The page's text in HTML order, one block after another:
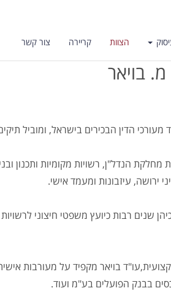
הצוות קריירה צור קשר
בויאר
מעורכי הדין הבכירים בישראל, ומוביל
מחלקת הנדל"ן, רשויות מקומיות ותכנון
ירושה, עיזבונות ומעמד אישי.
שנים רבות כיועץ משפטי חיצוני
בויאר מקפיד על מעורבות
בבנק הפועלים בע"מ ועוד.